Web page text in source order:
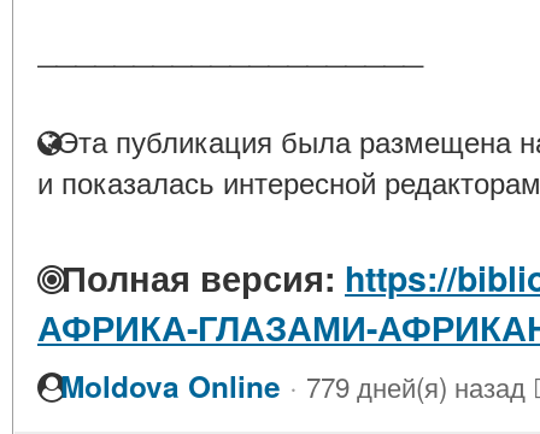
Эта публикация была размещена
и показалась интересной
Полная версия: https://
АФРИКА-ГЛАЗАМИ-
Moldova Online · 779 дней(я) назад